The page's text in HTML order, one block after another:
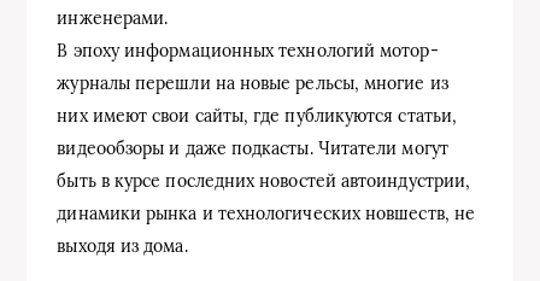
инженерами.
В эпоху информационных технологий мотор-
журналы перешли на новые рельсы, многие из
них имеют свои сайты, где публикуются статьи,
видеообзоры и даже подкасты. Читатели могут
быть в курсе последних новостей автоиндустрии,
динамики рынка и технологических новшеств, не
выходя из дома.